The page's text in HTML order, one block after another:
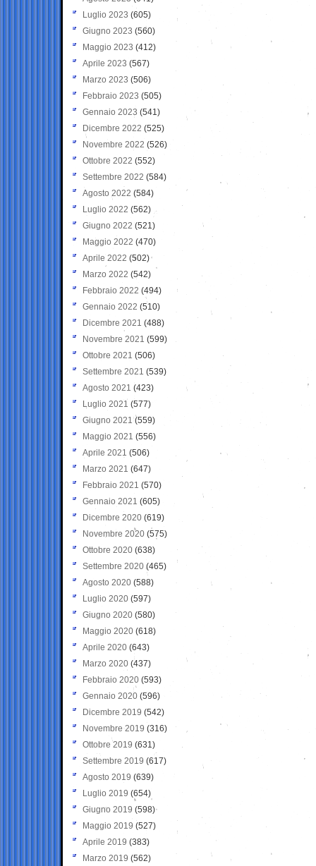
Luglio 2023 (605)
Giugno 2023 (560)
Maggio 2023 (412)
Aprile 2023 (567)
Marzo 2023 (506)
Febbraio 2023 (505)
Gennaio 2023 (541)
Dicembre 2022 (525)
Novembre 2022 (526)
Ottobre 2022 (552)
Settembre 2022 (584)
Agosto 2022 (584)
Luglio 2022 (562)
Giugno 2022 (521)
Maggio 2022 (470)
Aprile 2022 (502)
Marzo 2022 (542)
Febbraio 2022 (494)
Gennaio 2022 (510)
Dicembre 2021 (488)
Novembre 2021 (599)
Ottobre 2021 (506)
Settembre 2021 (539)
Agosto 2021 (423)
Luglio 2021 (577)
Giugno 2021(559)
Maggio 2021 (556)
Aprile 2021 (506)
Marzo 2021 (647)
Febbraio 2021 (570)
Gennaio 2021 (605)
Dicembre 2020 (619)
Novembre 2020 (575)
Ottobre 2020 (638)
Settembre 2020(465)
Agosto 2020 (588)
Luglio 2020 (597)
Giugno 2020 (580)
Maggio 2020 (618)
Aprile 2020 (643)
Marzo 2020 (437)
Febbraio 2020 (593)
Gennaio 2020 (596)
Dicembre 2019 (542)
Novembre 2019 (316)
Ottobre 2019 (631)
Settembre 2019 (617)
Agosto 2019 (639)
Luglio 2019 (654)
Giugno 2019 (598)
Maggio 2019 (527)
Aprile 2019 (383)
Marzo 2019 (562)